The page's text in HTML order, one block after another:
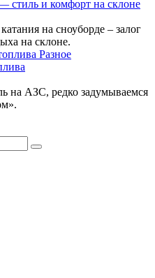
стиль и комфорт на склоне
на сноуборде – залог
на склоне.
Разное
на АЗС, редко задумываемся